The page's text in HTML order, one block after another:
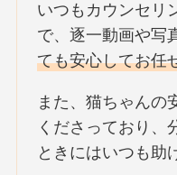
いつもカウンセリ
で、逐一動画や写
ても安心してお任
また、猫ちゃんの
くださっており、
ときにはいつも